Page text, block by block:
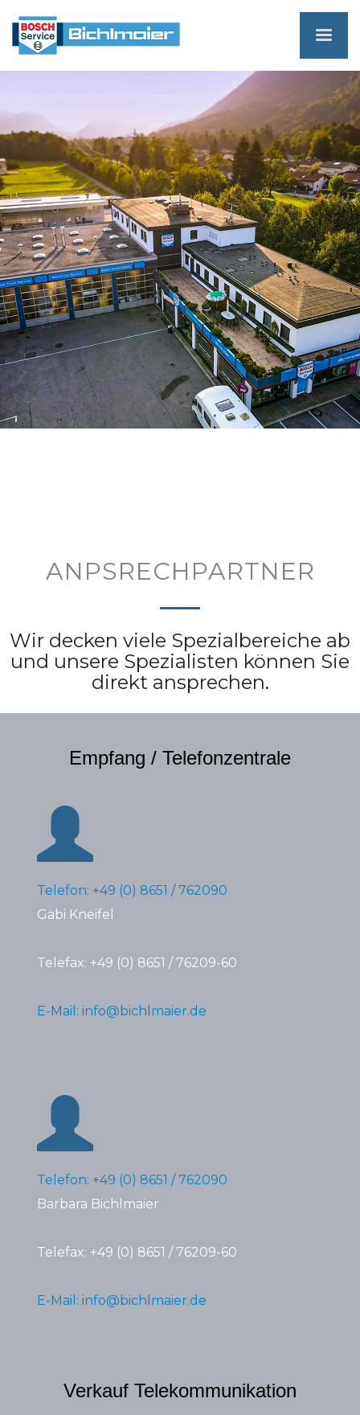
ANPSRECHPARTNER
Wir decken viele Spezialbereiche ab
und unsere Spezialisten können Sie
direkt ansprechen.
Empfang / Telefonzentrale
Telefon: +49 (0) 8651 / 762090
Gabi Kneifel
Telefax: +49 (0) 8651 / 76209-60
E-Mail: info@bichlmaier.de
Telefon: +49 (0) 8651 / 762090
Barbara Bichlmaier
Telefax: +49 (0) 8651 / 76209-60
E-Mail: info@bichlmaier.de
Verkauf Telekommunikation